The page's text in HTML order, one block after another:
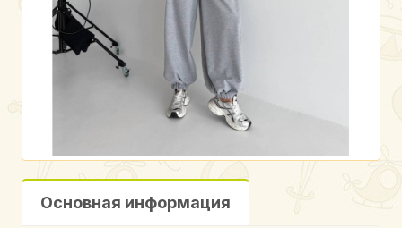
Основная информация